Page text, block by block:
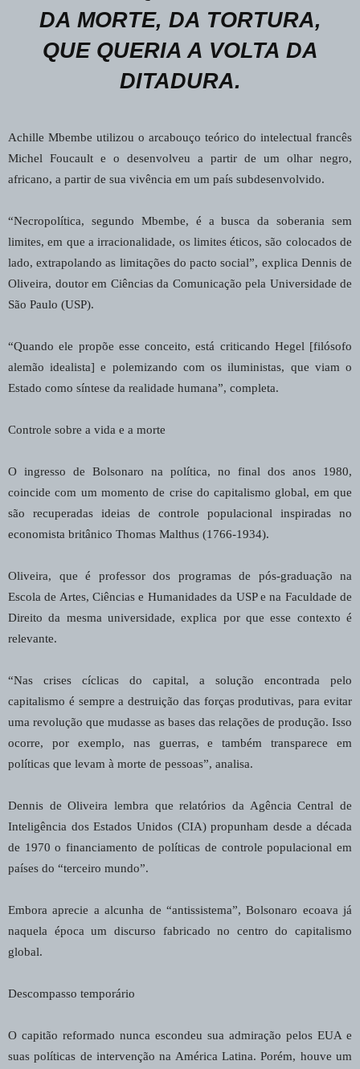
DA MORTE, DA TORTURA,
QUE QUERIA A VOLTA DA
DITADURA.
Achille Mbembe utilizou o arcabouço teórico do intelectual francês
Michel Foucault e o desenvolveu a partir de um olhar negro,
africano, a partir de sua vivência em um país subdesenvolvido.
“Necropolítica, segundo Mbembe, é a busca da soberania sem
limites, em que a irracionalidade, os limites éticos, são colocados de
lado, extrapolando as limitações do pacto social”, explica Dennis de
Oliveira, doutor em Ciências da Comunicação pela Universidade de
São Paulo (USP).
“Quando ele propõe esse conceito, está criticando Hegel [filósofo
alemão idealista] e polemizando com os iluministas, que viam o
Estado como síntese da realidade humana”, completa.
Controle sobre a vida e a morte
O ingresso de Bolsonaro na política, no final dos anos 1980,
coincide com um momento de crise do capitalismo global, em que
são recuperadas ideias de controle populacional inspiradas no
economista britânico Thomas Malthus (1766-1934).
Oliveira, que é professor dos programas de pós-graduação na
Escola de Artes, Ciências e Humanidades da USP e na Faculdade de
Direito da mesma universidade, explica por que esse contexto é
relevante.
“Nas crises cíclicas do capital, a solução encontrada pelo
capitalismo é sempre a destruição das forças produtivas, para evitar
uma revolução que mudasse as bases das relações de produção. Isso
ocorre, por exemplo, nas guerras, e também transparece em
políticas que levam à morte de pessoas”, analisa.
Dennis de Oliveira lembra que relatórios da Agência Central de
Inteligência dos Estados Unidos (CIA) propunham desde a década
de 1970 o financiamento de políticas de controle populacional em
países do “terceiro mundo”.
Embora aprecie a alcunha de “antissistema”, Bolsonaro ecoava já
naquela época um discurso fabricado no centro do capitalismo
global.
Descompasso temporário
O capitão reformado nunca escondeu sua admiração pelos EUA e
suas políticas de intervenção na América Latina. Porém, houve um